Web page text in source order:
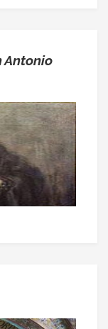
Antonio